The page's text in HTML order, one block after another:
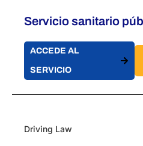
Servicio sanitario
ACCEDE AL
SERVICIO
Driving Law